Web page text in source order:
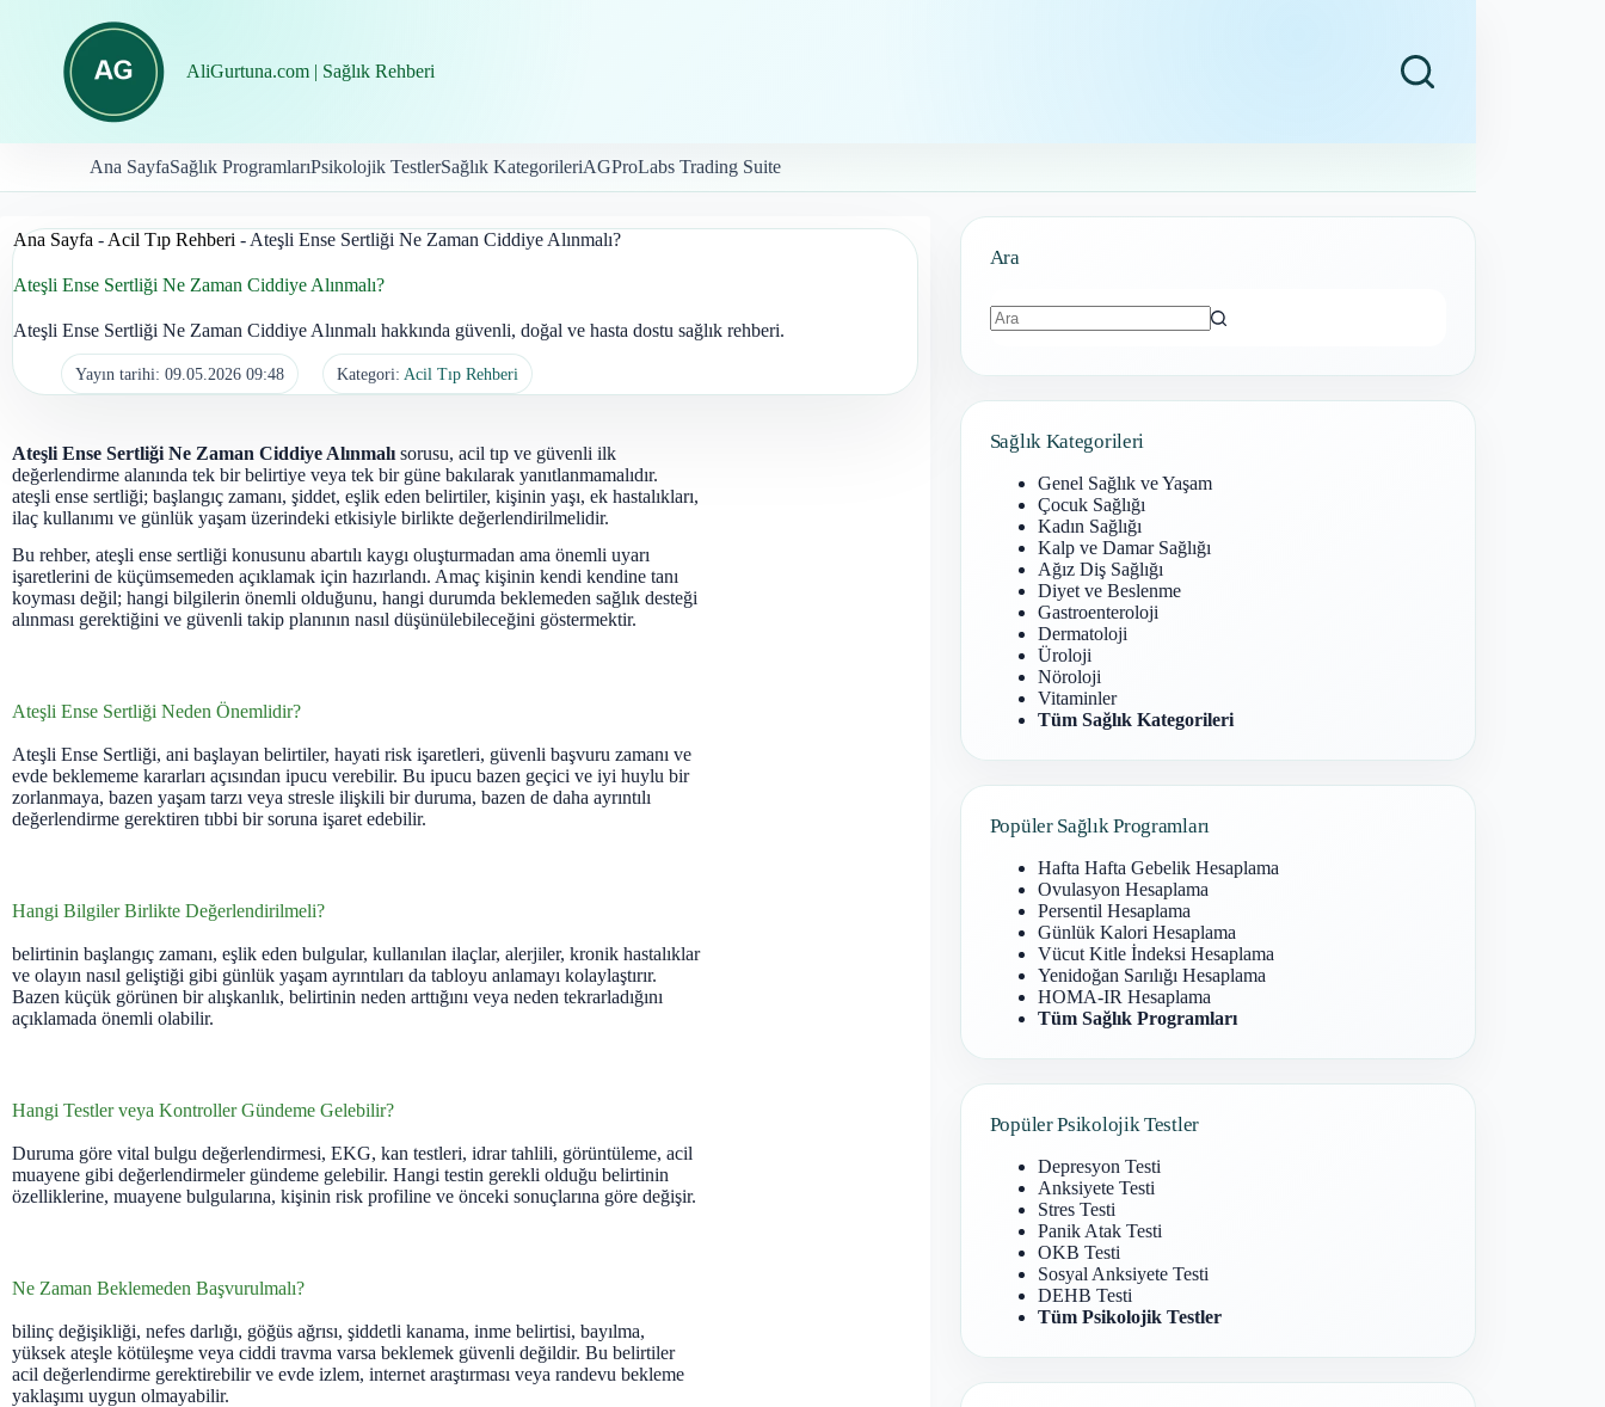
AliGurtuna.com | Sağlık Rehberi
Ana SayfaSağlık ProgramlarıPsikolojik TestlerSağlık KategorileriAGProLabs Trading Suite
Ana Sayfa - Acil Tıp Rehberi - Ateşli Ense Sertliği Ne Zaman Ciddiye Alınmalı?
Ateşli Ense Sertliği Ne Zaman Ciddiye Alınmalı?
Ateşli Ense Sertliği Ne Zaman Ciddiye Alınmalı hakkında güvenli, doğal ve hasta dostu sağlık rehberi.
Yayın tarihi: 09.05.2026 09:48 Kategori: Acil Tıp Rehberi
Ateşli Ense Sertliği Ne Zaman Ciddiye Alınmalı sorusu, acil tıp ve güvenli ilk
değerlendirme alanında tek bir belirtiye veya tek bir güne bakılarak yanıtlanmamalıdır.
ateşli ense sertliği; başlangıç zamanı, şiddet, eşlik eden belirtiler, kişinin yaşı, ek hastalıkları,
ilaç kullanımı ve günlük yaşam üzerindeki etkisiyle birlikte değerlendirilmelidir.
Bu rehber, ateşli ense sertliği konusunu abartılı kaygı oluşturmadan ama önemli uyarı
işaretlerini de küçümsemeden açıklamak için hazırlandı. Amaç kişinin kendi kendine tanı
koyması değil; hangi bilgilerin önemli olduğunu, hangi durumda beklemeden sağlık desteği
alınması gerektiğini ve güvenli takip planının nasıl düşünülebileceğini göstermektir.
Ateşli Ense Sertliği Neden Önemlidir?
Ateşli Ense Sertliği, ani başlayan belirtiler, hayati risk işaretleri, güvenli başvuru zamanı ve
evde beklememe kararları açısından ipucu verebilir. Bu ipucu bazen geçici ve iyi huylu bir
zorlanmaya, bazen yaşam tarzı veya stresle ilişkili bir duruma, bazen de daha ayrıntılı
değerlendirme gerektiren tıbbi bir soruna işaret edebilir.
Hangi Bilgiler Birlikte Değerlendirilmeli?
belirtinin başlangıç zamanı, eşlik eden bulgular, kullanılan ilaçlar, alerjiler, kronik hastalıklar
ve olayın nasıl geliştiği gibi günlük yaşam ayrıntıları da tabloyu anlamayı kolaylaştırır.
Bazen küçük görünen bir alışkanlık, belirtinin neden arttığını veya neden tekrarladığını
açıklamada önemli olabilir.
Hangi Testler veya Kontroller Gündeme Gelebilir?
Duruma göre vital bulgu değerlendirmesi, EKG, kan testleri, idrar tahlili, görüntüleme, acil
muayene gibi değerlendirmeler gündeme gelebilir. Hangi testin gerekli olduğu belirtinin
özelliklerine, muayene bulgularına, kişinin risk profiline ve önceki sonuçlarına göre değişir.
Ne Zaman Beklemeden Başvurulmalı?
bilinç değişikliği, nefes darlığı, göğüs ağrısı, şiddetli kanama, inme belirtisi, bayılma,
yüksek ateşle kötüleşme veya ciddi travma varsa beklemek güvenli değildir. Bu belirtiler
acil değerlendirme gerektirebilir ve evde izlem, internet araştırması veya randevu bekleme
yaklaşımı uygun olmayabilir.
Ara
bulunamadı
Sağlık Kategorileri
Genel Sağlık ve Yaşam
Çocuk Sağlığı
Kadın Sağlığı
Kalp ve Damar Sağlığı
Ağız Diş Sağlığı
Diyet ve Beslenme
Gastroenteroloji
Dermatoloji
Üroloji
Nöroloji
Vitaminler
Tüm Sağlık Kategorileri
Popüler Sağlık Programları
Hafta Hafta Gebelik Hesaplama
Ovulasyon Hesaplama
Persentil Hesaplama
Günlük Kalori Hesaplama
Vücut Kitle İndeksi Hesaplama
Yenidoğan Sarılığı Hesaplama
HOMA-IR Hesaplama
Tüm Sağlık Programları
Popüler Psikolojik Testler
Depresyon Testi
Anksiyete Testi
Stres Testi
Panik Atak Testi
OKB Testi
Sosyal Anksiyete Testi
DEHB Testi
Tüm Psikolojik Testler